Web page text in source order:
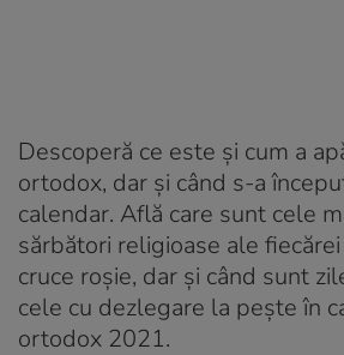
Descoperă ce este și cum a
ortodox, dar și când s-a
calendar. Află care sunt cele
sărbători religioase ale
cruce roșie, dar și când sunt
cele cu dezlegare la pește în
ortodox 2021.